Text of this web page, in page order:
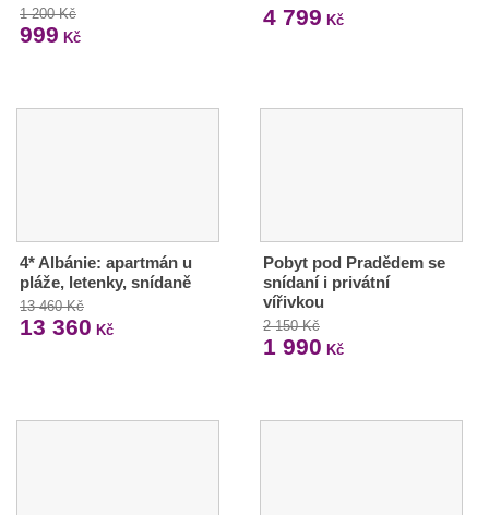
1 200 Kč
999 Kč
4 799 Kč
4* Albánie: apartmán u
pláže, letenky, snídaně
13 460 Kč
13 360 Kč
Pobyt pod Pradědem se
snídaní i privátní
vířivkou
2 150 Kč
1 990 Kč